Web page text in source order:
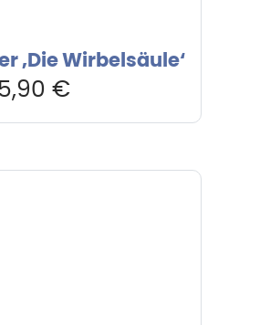
‚Die Wirbelsäule‘
€